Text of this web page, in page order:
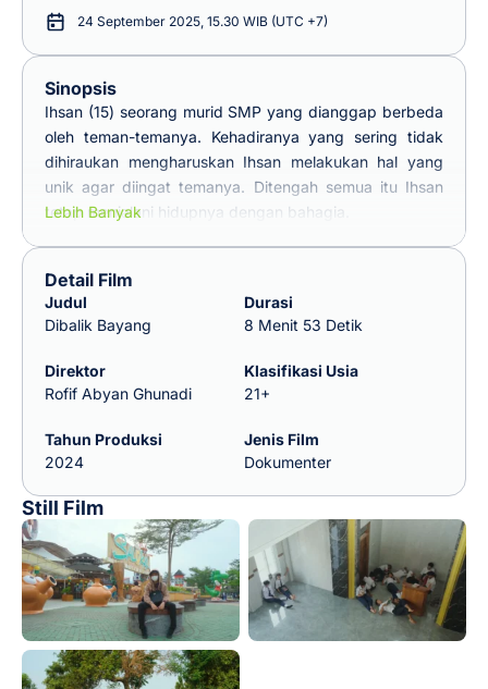
Sinopsis
Ihsan (15) seorang murid SMP yang dianggap berbeda
oleh teman-temanya. Kehadiranya yang sering tidak
dihiraukan mengharuskan Ihsan melakukan hal yang
unik agar diingat temanya. Ditengah semua itu Ihsan
tetap menjalani hidupnya dengan bahagia.
Lebih Banyak
Detail Film
Judul
Dibalik Bayang
Direktor
Rofif Abyan Ghunadi
Tahun Produksi
2024
Durasi
8 Menit 53 Detik
Klasifikasi Usia
21+
Jenis Film
Dokumenter
24 September 2025, 15.30 WIB (UTC +7)
Still Film